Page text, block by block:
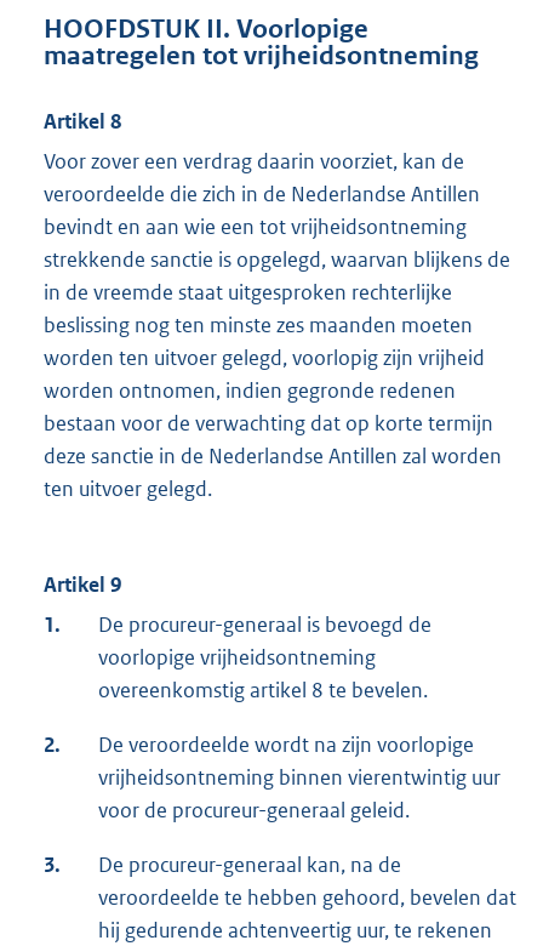
HOOFDSTUK II. Voorlopige
maatregelen tot vrijheidsontneming
Artikel 8
Voor zover een verdrag daarin voorziet, kan de
veroordeelde die zich in de Nederlandse Antillen
bevindt en aan wie een tot vrijheidsontneming
strekkende sanctie is opgelegd, waarvan blijkens de
in de vreemde staat uitgesproken rechterlijke
beslissing nog ten minste zes maanden moeten
worden ten uitvoer gelegd, voorlopig zijn vrijheid
worden ontnomen, indien gegronde redenen
bestaan voor de verwachting dat op korte termijn
deze sanctie in de Nederlandse Antillen zal worden
ten uitvoer gelegd.
Artikel 9
1.
De procureur-generaal is bevoegd de
voorlopige vrijheidsontneming
overeenkomstig artikel 8 te bevelen.
2.
De veroordeelde wordt na zijn voorlopige
vrijheidsontneming binnen vierentwintig uur
voor de procureur-generaal geleid.
3.
De procureur-generaal kan, na de
veroordeelde te hebben gehoord, bevelen dat
hij gedurende achtenveertig uur, te rekenen